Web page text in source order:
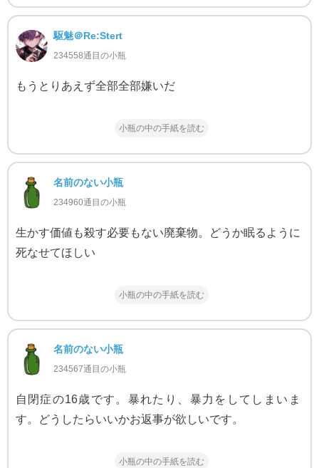
駆魅＠Re:Stert
234558通目の小瓶
もうとりあえず全部全部嫌いだ
小瓶の中の手紙を読む
名前のない小瓶
234960通目の小瓶
生かす価値も殺す必要もない廃棄物。どうか眠るように
死なせてほしい
小瓶の中の手紙を読む
名前のない小瓶
234567通目の小瓶
自閉症の16歳です。暴れたり、暴力をしてしまいま
す。どうしたらいいかお返事が欲しいです。
小瓶の中の手紙を読む